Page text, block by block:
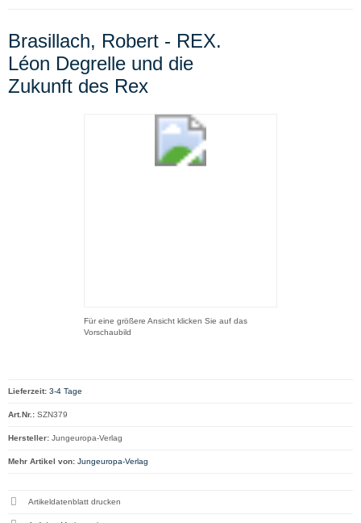
Brasillach, Robert - REX.
Léon Degrelle und die
Zukunft des Rex
Für eine größere Ansicht klicken Sie auf das
Vorschaubild
Lieferzeit: 3-4 Tage
Art.Nr.: SZN379
Hersteller: Jungeuropa-Verlag
Mehr Artikel von: Jungeuropa-Verlag
Artikeldatenblatt drucken